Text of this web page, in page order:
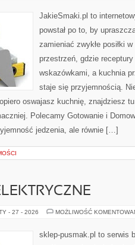
JakieSmaki.pl to
powstał po to, by
zamieniać zwykłe posiłki
przestrzeń, gdzie
wskazówkami, a kuchnia
staje się przyjemnością.
oswajasz kuchnię, znajdziesz
Polecamy Gotowanie i
jedzenia, ale równie […]
- 27 - 2026 MOŻLIWOŚĆ
sklep-pusmak.pl to serwis